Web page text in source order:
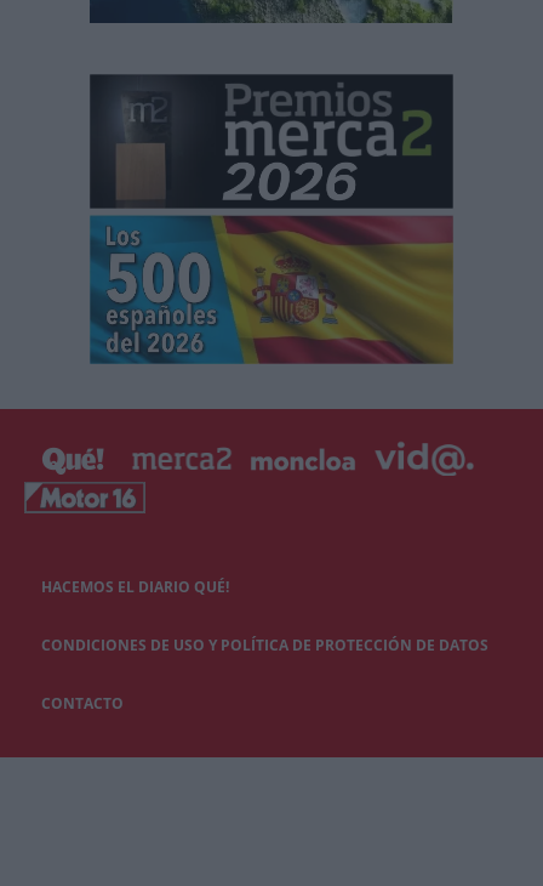
HACEMOS EL DIARIO QUÉ!
CONDICIONES DE USO Y POLÍTICA DE PROTECCIÓN DE DATOS
CONTACTO